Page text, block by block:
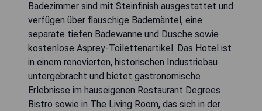
Badezimmer sind mit Steinfinish ausgestattet und
verfügen über flauschige Bademäntel, eine
separate tiefen Badewanne und Dusche sowie
kostenlose Asprey-Toilettenartikel. Das Hotel ist
in einem renovierten, historischen Industriebau
untergebracht und bietet gastronomische
Erlebnisse im hauseigenen Restaurant Degrees
Bistro sowie in The Living Room, das sich in der